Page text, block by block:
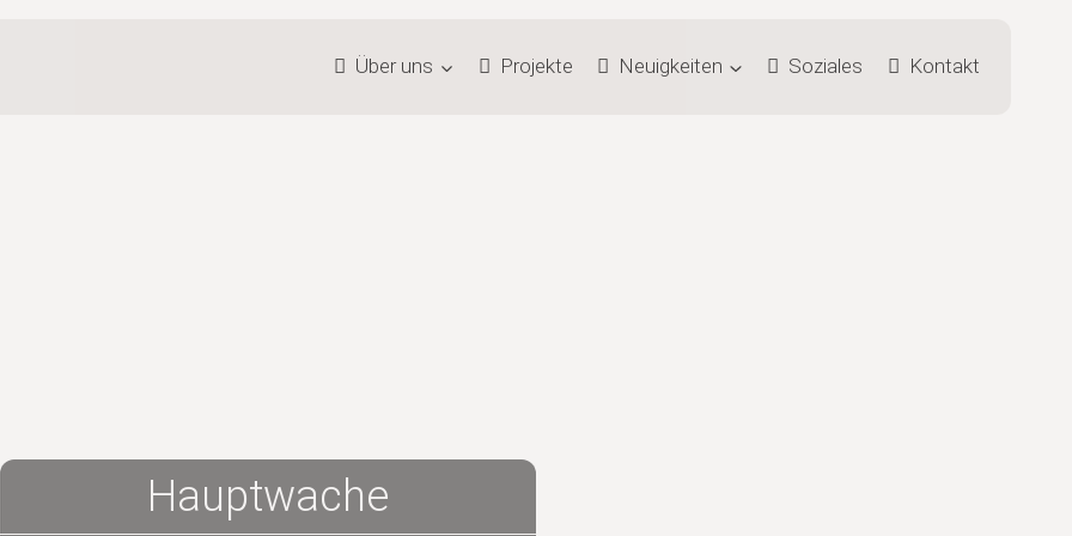
Über uns Projekte Neuigkeiten Soziales Kontakt
Hauptwache